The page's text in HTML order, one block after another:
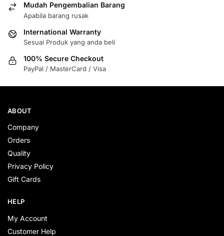
Mudah Pengembalian Barang
Apabila barang rusak
International Warranty
Sesuai Produk yang anda beli
100% Secure Checkout
PayPal / MasterCard / Visa
ABOUT
Company
Orders
Quality
Privacy Policy
Gift Cards
HELP
My Account
Customer Help